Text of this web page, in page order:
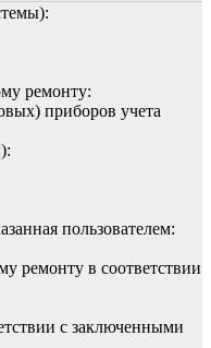
ремонту:
приборов учета
пользователем:
ремонту в соответствии
с заключенными